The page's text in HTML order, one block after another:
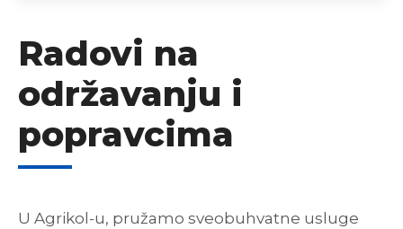
Radovi na
održavanju i
popravcima
U Agrikol-u, pružamo sveobuhvatne usluge